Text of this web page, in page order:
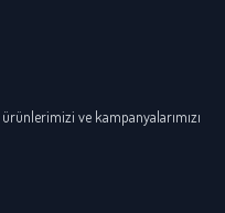
ve kampanyalarımızı